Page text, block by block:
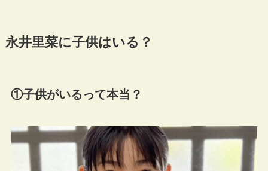
永井里菜に子供はいる？
①子供がいるって本当？